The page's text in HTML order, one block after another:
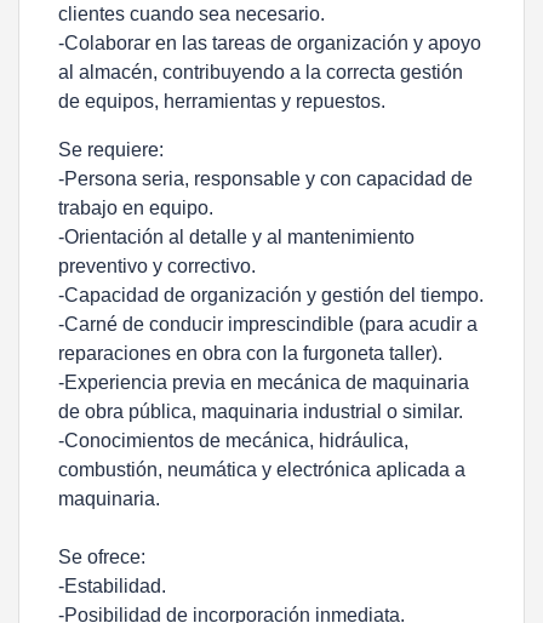
clientes cuando sea necesario.
-Colaborar en las tareas de organización y apoyo
al almacén, contribuyendo a la correcta gestión
de equipos, herramientas y repuestos.
Se requiere:
-Persona seria, responsable y con capacidad de
trabajo en equipo.
-Orientación al detalle y al mantenimiento
preventivo y correctivo.
-Capacidad de organización y gestión del tiempo.
-Carné de conducir imprescindible (para acudir a
reparaciones en obra con la furgoneta taller).
-Experiencia previa en mecánica de maquinaria
de obra pública, maquinaria industrial o similar.
-Conocimientos de mecánica, hidráulica,
combustión, neumática y electrónica aplicada a
maquinaria.
Se ofrece:
-Estabilidad.
-Posibilidad de incorporación inmediata.